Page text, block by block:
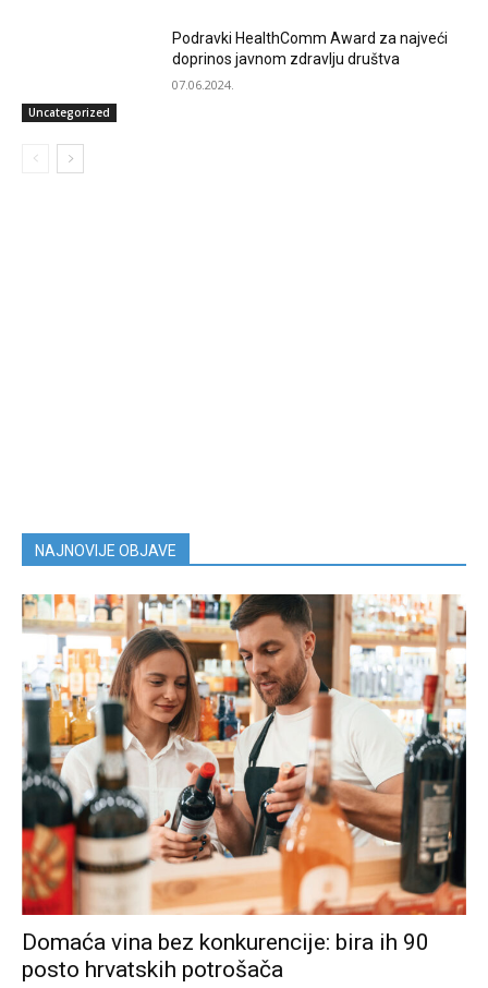
Uncategorized
Podravki HealthComm Award za najveći
doprinos javnom zdravlju društva
07.06.2024.
NAJNOVIJE OBJAVE
Domaća vina bez konkurencije: bira ih 90
posto hrvatskih potrošača